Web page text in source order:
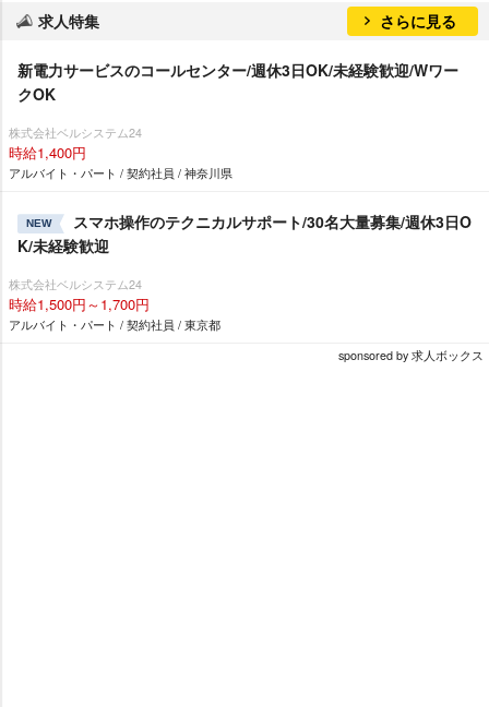
求人特集 さらに見る
新電力サービスのコールセンター/週休3日OK/未経験歓迎/Wワー
クOK
株式会社ベルシステム24
時給1,400円
アルバイト・パート / 契約社員 / 神奈川県
NEW
スマホ操作のテクニカルサポート/30名大量募集/週休3日O
K/未経験歓迎
株式会社ベルシステム24
時給1,500円～1,700円
アルバイト・パート / 契約社員 / 東京都
sponsored by 求人ボックス